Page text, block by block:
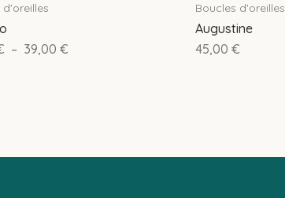
d'oreilles
– 39,00 €
Boucles d'oreilles
Augustine
45,00 €